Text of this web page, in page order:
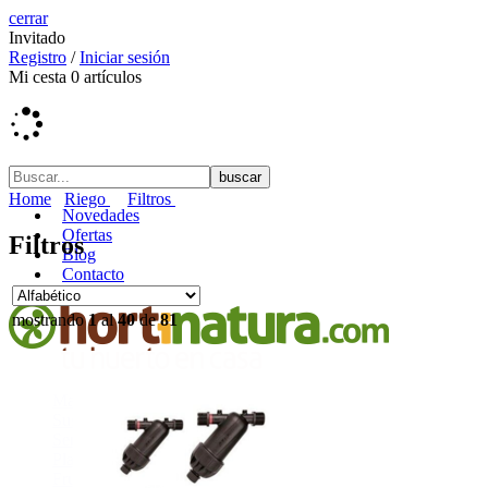
cerrar
Invitado
Registro /Iniciar sesión
Mi cesta 0 artículos
Novedades
Ofertas
Blog
Contacto
Sustratos y turbas
Semillas y raíces
Frutales y fruta fresca
Home Riego Filtros
Filtros
mostrando1al40de 81